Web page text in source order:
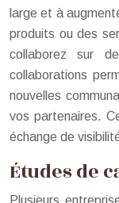
large et à
produits ou des
collaborez sur
collaborations
nouvelles
vos partenaires.
échange de
Études de
Plusieurs